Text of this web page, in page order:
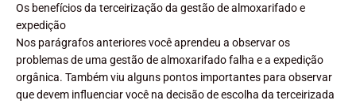
Os benefícios da terceirização da gestão de almoxarifado e
expedição
Nos parágrafos anteriores você aprendeu a observar os
problemas de uma gestão de almoxarifado falha e a expedição
orgânica. Também viu alguns pontos importantes para observar
que devem influenciar você na decisão de escolha da terceirizada